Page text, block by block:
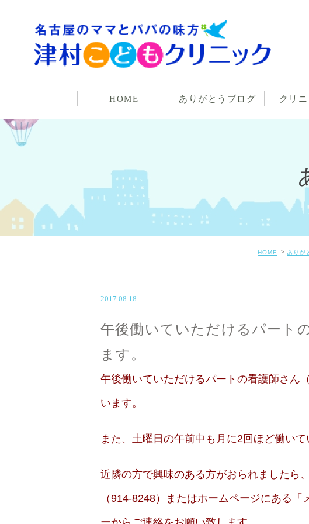
HOME ありがとうブログ クリ
HOME ありが
2017.08.18
午後働いていただけるパート
ます。
午後働いていただけるパートの看護師さん
います。
また、土曜日の午前中も月に2回ほど働いて
近隣の方で興味のある方がおられましたら
（914-8248）またはホームページにある